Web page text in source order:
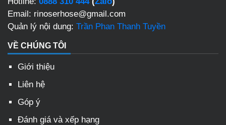
Email: rinoserhose@gmail.com
Quản lý nội dung: Trần Phan Thanh Tuyền
VỀ CHÚNG TÔI
Giới thiệu
Liên hệ
Góp ý
Đánh giá và xếp hạng